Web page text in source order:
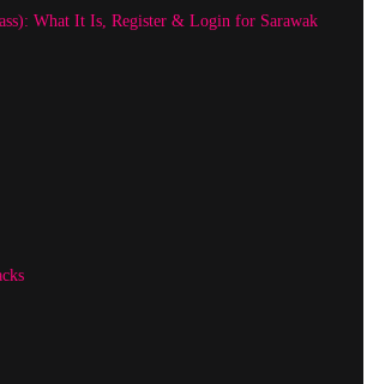
What It Is, Register & Login for Sarawak